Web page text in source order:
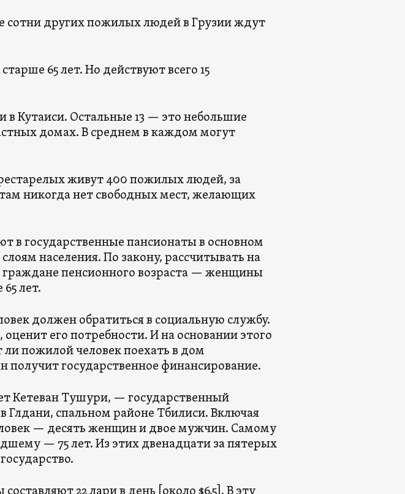
сотни других пожилых людей в Грузии ждут
65 лет. Но действуют всего 15
Кутаиси. Остальные 13 — это небольшие
домах. В среднем в каждом могут
живут 400 пожилых людей, за
никогда нет свободных мест, желающих
государственные пансионаты в основном
населения. По закону, рассчитывать на
пенсионного возраста — женщины
лет.
должен обратиться в социальную службу.
его потребности. И на основании этого
пожилой человек поехать в дом
получит государственное финансирование.
Кетеван Тушури, — государственный
Глдани, спальном районе Тбилиси. Включая
— десять женщин и двое мужчин. Самому
— 75 лет. Из этих двенадцати за пятерых